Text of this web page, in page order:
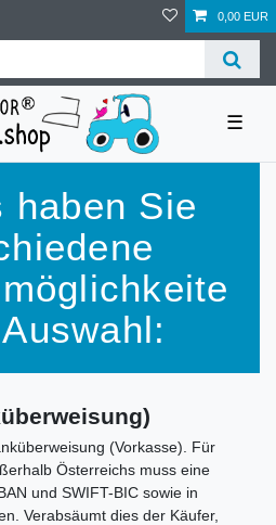
0,00 EUR
☰
haben Sie
(Vorkasse). Für
Österreichs muss eine
und SWIFT-BIC sowie in
Verabsäumt dies der Käufer,